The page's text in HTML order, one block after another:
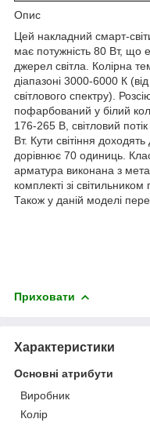
Опис
Цей накладний смарт-
має потужність 80 Вт, що
джерел світла. Колірна
діапазоні 3000-6000 К
світлового спектру).
пофарбований у білий
176-265 В, світловий
Вт. Кути світіння
дорівнює 70 одиниць.
арматура виконана з
комплекті зі
Також у даній моделі
Приховати
Характеристики
Основні атрибути
Виробник
Колір